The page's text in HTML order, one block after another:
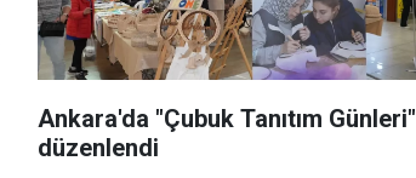
Ankara'da "Çubuk Tanıtım Günleri"
düzenlendi